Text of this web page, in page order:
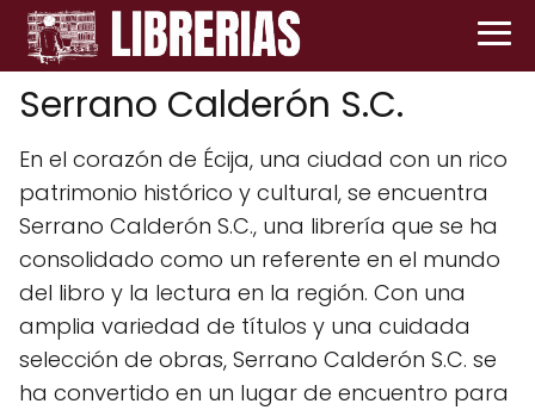
Serrano Calderón S.C.
En el corazón de Écija, una ciudad con un rico
patrimonio histórico y cultural, se encuentra
Serrano Calderón S.C., una librería que se ha
consolidado como un referente en el mundo
del libro y la lectura en la región. Con una
amplia variedad de títulos y una cuidada
selección de obras, Serrano Calderón S.C. se
ha convertido en un lugar de encuentro para